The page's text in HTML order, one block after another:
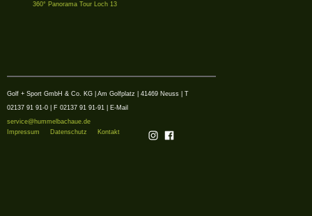
360° Panorama Tour Loch 13
Impressum Datenschutz Kontakt
Golf + Sport GmbH & Co. KG | Am Golfplatz | 41469 Neuss | T
02137 91 91-0 | F 02137 91 91-91 | E-Mail
service@hummelbachaue.de